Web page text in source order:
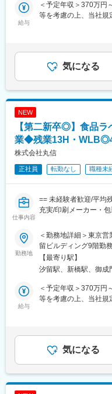
入社後は、本社にて約
う商材やサービス、業
き、段階的に独り立
一線で活躍している
◇「食」を支える業界
◇多様な商材・サービ
◇携わった製品が店頭
変更の範囲：会社の定
す。
食品向けの販促シール
パッケージ（紙箱）
内のデザイナーや工
ーパーへ卸販売します
衛生商材も提案します
社内の専門スタッフ
・商品撮影、動画撮影
・人材採用支援
・食品検査、食品衛生
・補助金コンサル
・ブランディング・広
入社後は、本社にて約
う商材やサービス、業
き、段階的に独り立
一線で活躍している
◇「食」を支える業界
給与
＜予定年収＞370万円
等を考慮の上、当社規
＞237,590円～
業手当＞有＜給与補
ースアップ込みの過
例：650万円(35歳、
目安の金額であり、選
気になる
NEW
【第二新卒◎】食品
業◆残業13H・
株式会社丸信
正社員 転勤なし 職種未
仕事内容
== 未経験者歓迎/平均
充実/印刷メーカー・
■業務概要
食品ラベルやパッケ
な事業として全国展
いただきます。
※営業未経験の方も集
す。
食品向けの販促シール
パッケージ（紙箱）
内のデザイナーや工
勤務地
＜勤務地詳細＞東京
留ビルディング9階勤
対策：屋内全面禁煙
ワーク含む）
【最寄り駅】
汐留駅、新橋駅、御成
給与
＜予定年収＞370万円
等を考慮の上、当社規
＞237,590円～
業手当＞有＜給与補
ースアップ込みの過
例：650万円(35歳、
目安の金額であり、選
気になる